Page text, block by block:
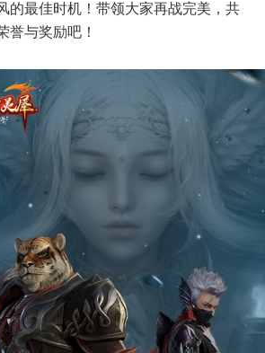
的最佳时机！带领大家再战完美，共
誉与奖励吧！